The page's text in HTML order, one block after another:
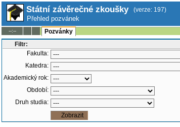
Státní závěrečné zkoušky (verze: 197)
Přehled pozvánek
--:--
Pozvánky
Filtr:
Fakulta:
Katedra:
Akademický rok:
Období:
Druh studia: